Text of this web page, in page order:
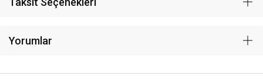
Yorumlar